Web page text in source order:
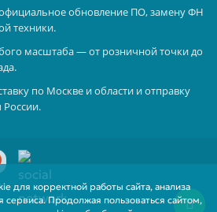
для корректной работы сайта, анализа
Продолжая пользоваться сайтом,
обновление ПО, замену ФН
техники.
масштаба — от розничной точки до
по Москве и области и отправку